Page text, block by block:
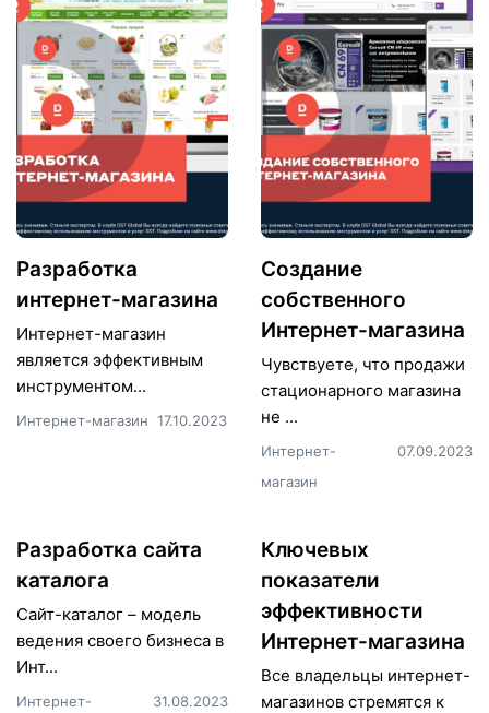
Разработка
интернет-магазина
Интернет-магазин
является эффективным
инструментом...
Интернет-магазин 17.10.2023
Создание
собственного
Интернет-магазина
Чувствуете, что продажи
стационарного магазина
не ...
Интернет-
магазин
07.09.2023
Разработка сайта
каталога
Сайт-каталог – модель
ведения своего бизнеса в
Инт...
Интернет-
31.08.2023
Ключевых
показатели
эффективности
Интернет-магазина
Все владельцы интернет-
магазинов стремятся к